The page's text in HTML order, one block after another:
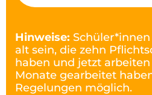
Hinweise: Schüler*innen
alt sein, die zehn
haben und jetzt
Monate gearbeitet
Regelungen möglich.